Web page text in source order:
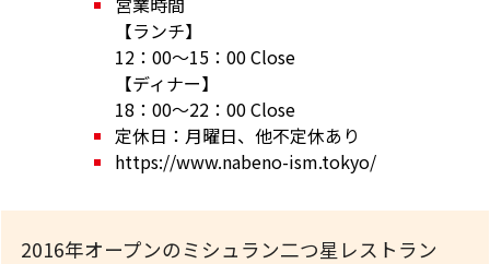
【ランチ】
12：00～15：00 Close
【ディナー】
18：00～22：00 Close
定休日：月曜日、他不定休あり
https://www.nabeno-ism.tokyo/
2016年オープンのミシュラン二つ星レストラン